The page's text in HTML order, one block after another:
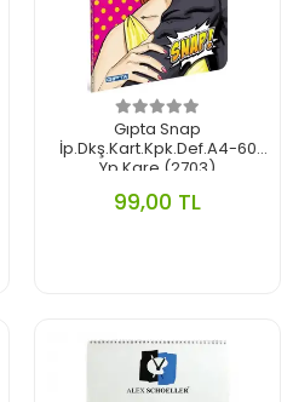
Gıpta Snap
İp.Dkş.Kart.Kpk.Def.A4-60
Yp.Kare (2703)
99,00 TL